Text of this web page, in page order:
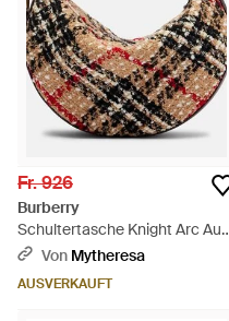
Fr. 926
Burberry
Schultertasche Knight Arc Aus
Boucle Mit Leder - Natur
Von Mytheresa
AUSVERKAUFT